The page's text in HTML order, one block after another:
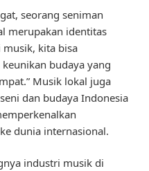
seorang seniman
merupakan identitas
musik, kita bisa
budaya yang
Musik lokal juga
dan budaya Indonesia
dunia internasional.
industri musik di